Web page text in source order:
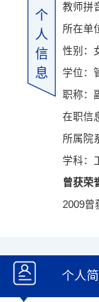
个
人
信
息
教师拼
所在单
性别：
学位：
职称：
在职信
所属院
学科：
曾获荣
2009曾
个人